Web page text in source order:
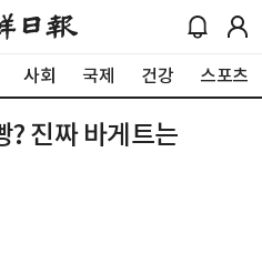
사회 국제 건강 스포츠
? 진짜 바게트는